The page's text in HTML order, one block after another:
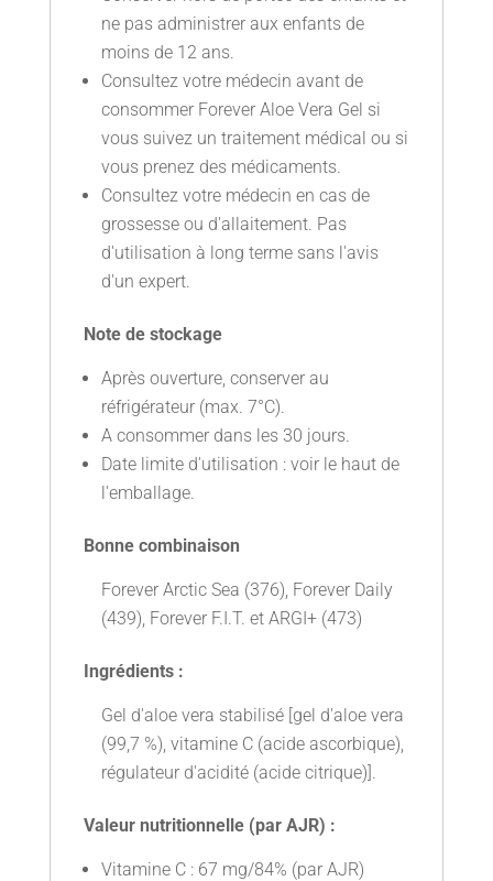
ne pas administrer aux enfants de
moins de 12 ans.
Consultez votre médecin avant de
consommer Forever Aloe Vera Gel si
vous suivez un traitement médical ou si
vous prenez des médicaments.
Consultez votre médecin en cas de
grossesse ou d'allaitement. Pas
d'utilisation à long terme sans l'avis
d'un expert.
Note de stockage
Après ouverture, conserver au
réfrigérateur (max. 7°C).
A consommer dans les 30 jours.
Date limite d'utilisation : voir le haut de
l'emballage.
Bonne combinaison
Forever Arctic Sea (376), Forever Daily
(439), Forever F.I.T. et ARGI+ (473)
Ingrédients :
Gel d'aloe vera stabilisé [gel d'aloe vera
(99,7 %), vitamine C (acide ascorbique),
régulateur d'acidité (acide citrique)].
Valeur nutritionnelle (par AJR) :
Vitamine C : 67 mg/84% (par AJR)